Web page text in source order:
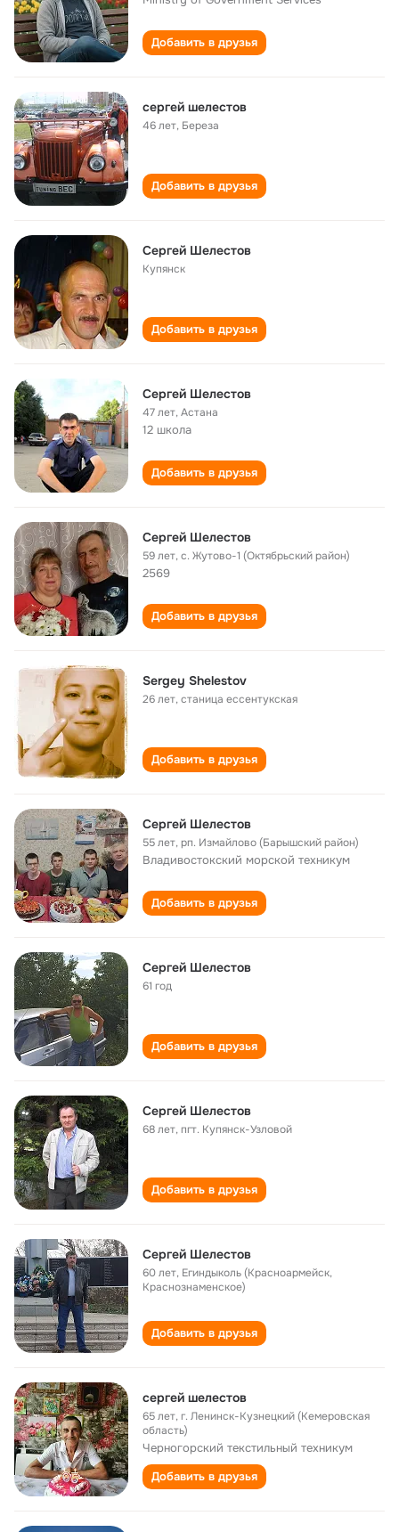
Добавить в друзья
сергей шелестов
46 лет, Береза
Добавить в друзья
Сергей Шелестов
Купянск
Добавить в друзья
Сергей Шелестов
47 лет,Астана
12 школа
Добавить в друзья
Сергей Шелестов
59 лет,с. Жутово-1 (Октябрьский район)
2569
Добавить в друзья
Sergey Shelestov
26 лет,станица ессентукская
Добавить в друзья
Сергей Шелестов
55 лет,рп. Измайлово (Барышский район)
Владивостокский морской техникум
Добавить в друзья
Сергей Шелестов
61 год
Добавить в друзья
Сергей Шелестов
68 лет,пгт. Купянск-Узловой
Добавить в друзья
Сергей Шелестов
60 лет, Егиндыколь (Красноармейск,
Краснознаменское)
Добавить в друзья
сергей шелестов
65 лет,г. Ленинск-Кузнецкий (Кемеровская
область)
Черногорский текстильный техникум
Добавить в друзья